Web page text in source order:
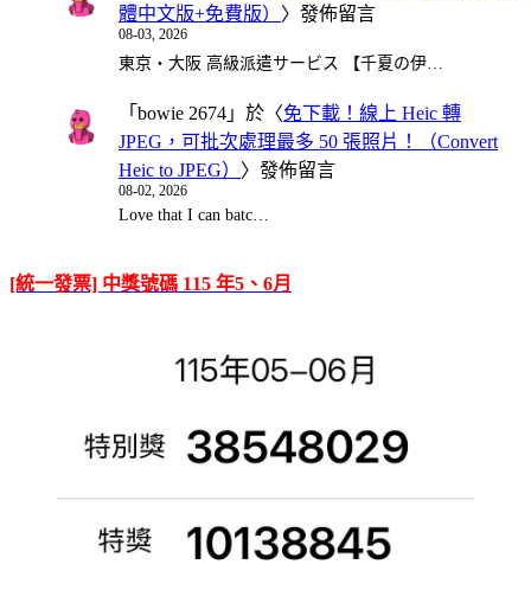
體中文版+免費版） 〉發佈留言
08-03, 2026
東京・大阪 高級派遣サービス 【千夏の伊…
「 bowie 2674 」於〈免下載！線上 Heic 轉
JPEG，可批次處理最多 50 張照片！（Convert
Heic to JPEG） 〉發佈留言
08-02, 2026
Love that I can batc…
[統一發票] 中獎號碼 115 年5、6月